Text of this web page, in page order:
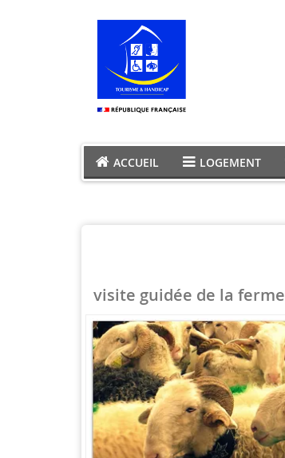
ACCUEIL LOGEMENT
visite guidée de la ferme